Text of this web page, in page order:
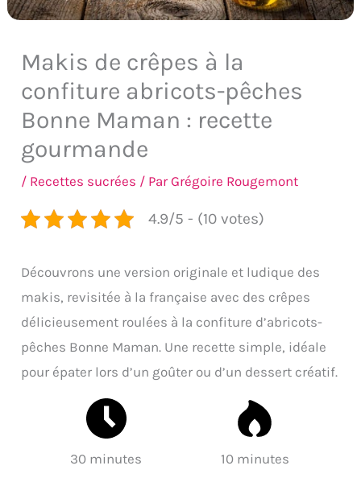
Makis de crêpes à la
confiture abricots-pêches
Bonne Maman : recette
gourmande
/ Recettes sucrées / ParGrégoire Rougemont
4.9/5 - (10 votes)
Découvrons une version originale et ludique des
makis, revisitée à la française avec des crêpes
délicieusement roulées à la confiture d’abricots-
pêches Bonne Maman. Une recette simple, idéale
pour épater lors d’un goûter ou d’un dessert créatif.
30 minutes 10 minutes